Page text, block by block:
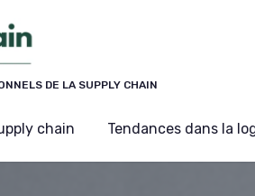
DE LA SUPPLY CHAIN
chain Tendances dans la